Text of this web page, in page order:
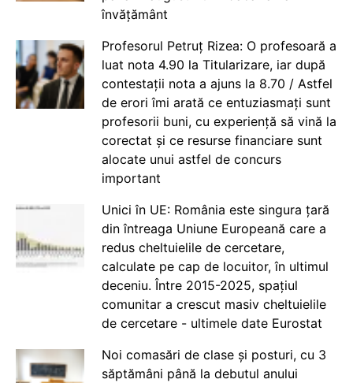
învățământ
Profesorul Petruț Rizea: O profesoară a
luat nota 4.90 la Titularizare, iar după
contestații nota a ajuns la 8.70 / Astfel
de erori îmi arată ce entuziasmați sunt
profesorii buni, cu experiență să vină la
corectat și ce resurse financiare sunt
alocate unui astfel de concurs
important
Unici în UE: România este singura țară
din întreaga Uniune Europeană care a
redus cheltuielile de cercetare,
calculate pe cap de locuitor, în ultimul
deceniu. Între 2015-2025, spațiul
comunitar a crescut masiv cheltuielile
de cercetare - ultimele date Eurostat
Noi comasări de clase și posturi, cu 3
săptămâni până la debutul anului